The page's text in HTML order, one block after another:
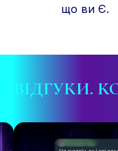
що ви Є.
ВІДГУКИ.